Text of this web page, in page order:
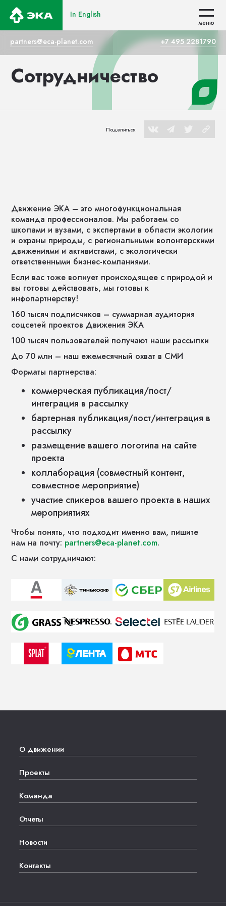
partners@eca-planet.com +7 495 2281790
In English
меню
In English
меню
Сотрудничество
Поделиться:
Движение ЭКА – это многофункциональная
команда профессионалов. Мы работаем со
школами и вузами, с экспертами в области экологии
и охраны природы, с региональными волонтерскими
движениями и активистами, с экологически
ответственными бизнес-компаниями.
Если вас тоже волнует происходящее с природой и
вы готовы действовать, мы готовы к
инфопартнерству!
160 тысяч подписчиков – суммарная аудитория
соцсетей проектов Движения ЭКА
100 тысяч пользователей получают наши рассылки
До 70 млн – наш ежемесячный охват в СМИ
Форматы партнерства:
коммерческая публикация/пост/
интеграция в рассылку
бартерная публикация/пост/интеграция в
рассылку
размещение вашего логотипа на сайте
проекта
коллаборация (совместный контент,
совместное мероприятие)
участие спикеров вашего проекта в наших
мероприятиях
Чтобы понять, что подходит именно вам, пишите
нам на почту: partners@eca-planet.com.
С нами сотрудничают:
О движении
Проекты
Команда
Отчеты
Новости
Контакты